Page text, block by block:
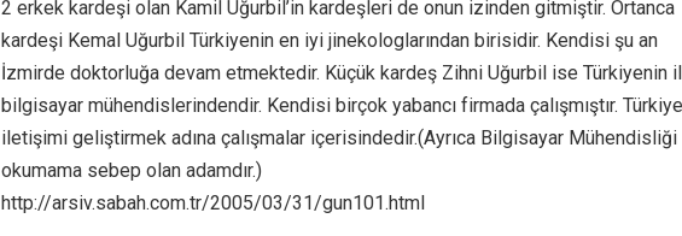
2 erkek kardeşi olan Kamil Uğurbil’in kardeşleri de onun izinden gitmiştir. Ortanca
kardeşi Kemal Uğurbil Türkiyenin en iyi jinekologlarından birisidir. Kendisi şu an
İzmirde doktorluğa devam etmektedir. Küçük kardeş Zihni Uğurbil ise Türkiyenin
bilgisayar mühendislerindendir. Kendisi birçok yabancı firmada çalışmıştır.
iletişimi geliştirmek adına çalışmalar içerisindedir.(Ayrıca Bilgisayar Mühendisliği
okumama sebep olan adamdır.)
http://arsiv.sabah.com.tr/2005/03/31/gun101.html